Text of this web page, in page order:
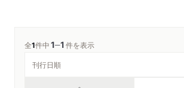
全1件中1─1件を表示